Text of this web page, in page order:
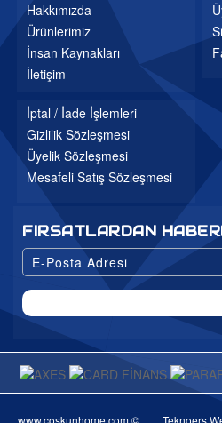
Hakkımızda
Ürünlerimiz
İnsan Kaynakları
İletişim
İptal / İade İşlemleri
Gizlilik Sözleşmesi
Üyelik Sözleşmesi
Mesafeli Satış Sözleşmesi
FIRSATLARDAN
www.coskunhome.com © Teknoers